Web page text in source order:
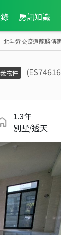
房訊知識
北斗近交流道龍勝傳
物件
1.3年
別墅/透天